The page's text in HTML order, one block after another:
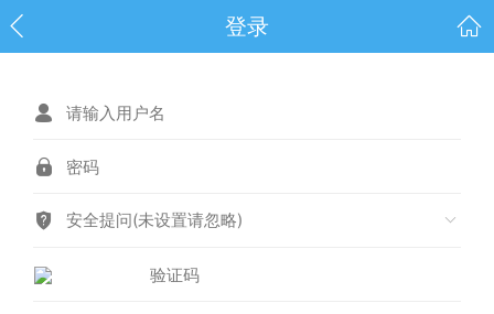
登录
安全提问(未设置请忽略)